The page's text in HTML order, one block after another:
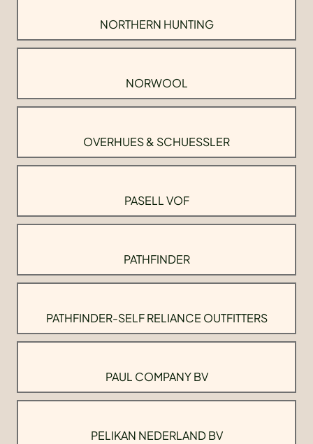
NORTHERN HUNTING
NORWOOL
OVERHUES & SCHUESSLER
PASELL VOF
PATHFINDER
PATHFINDER-SELF RELIANCE OUTFITTERS
PAUL COMPANY BV
PELIKAN NEDERLAND BV